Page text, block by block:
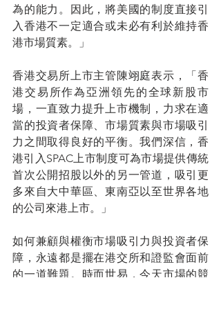
為的能力。因此，將美國的制度直接引
入香港不一定適合或未必有利於維持香
港市場質素。」
香港交易所上市主管陳翊庭表示，「香
港交易所作為亞洲領先的全球新股市
場，一直致力提升上市機制，力求在適
當的投資者保障、市場質素與市場吸引
力之間取得良好的平衡。我們深信，香
港引入SPAC上市制度可為市場提供傳統
首次公開招股以外的另一管道，吸引更
多來自大中華區、東南亞以至世界各地
的公司來港上市。」
如何兼顧與權衡市場吸引力與投資者保
障，永遠都是擺在港交所和證監會面前
的一道難題。時而世易，今天市場的競